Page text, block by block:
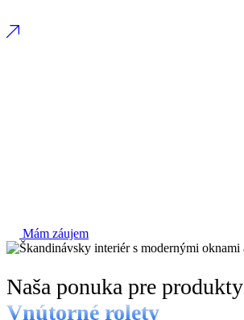
Mám záujem
Naša ponuka pre produkty
Vnútorné rolety